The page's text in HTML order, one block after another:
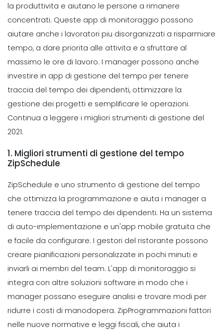
la produttivita e aiutano le persone a rimanere
concentrati. Queste app di monitoraggio possono
aiutare anche i lavoratori piu disorganizzati a risparmiare
tempo, a dare priorita alle attivita e a sfruttare al
massimo le ore di lavoro. I manager possono anche
investire in app di gestione del tempo per tenere
traccia del tempo dei dipendenti, ottimizzare la
gestione dei progetti e semplificare le operazioni.
Continua a leggere i migliori strumenti di gestione del
2021.
1. Migliori strumenti di gestione del tempo
ZipSchedule
ZipSchedule e uno strumento di gestione del tempo
che ottimizza la programmazione e aiuta i manager a
tenere traccia del tempo dei dipendenti. Ha un sistema
di auto-implementazione e un'app mobile gratuita che
e facile da configurare. I gestori del ristorante possono
creare pianificazioni personalizzate in pochi minuti e
inviarli ai membri del team. L'app di monitoraggio si
integra con altre soluzioni software in modo che i
manager possano eseguire analisi e trovare modi per
ridurre i costi di manodopera. ZipProgrammazioni fattori
nelle nuove normative e leggi fiscali, che aiuta i